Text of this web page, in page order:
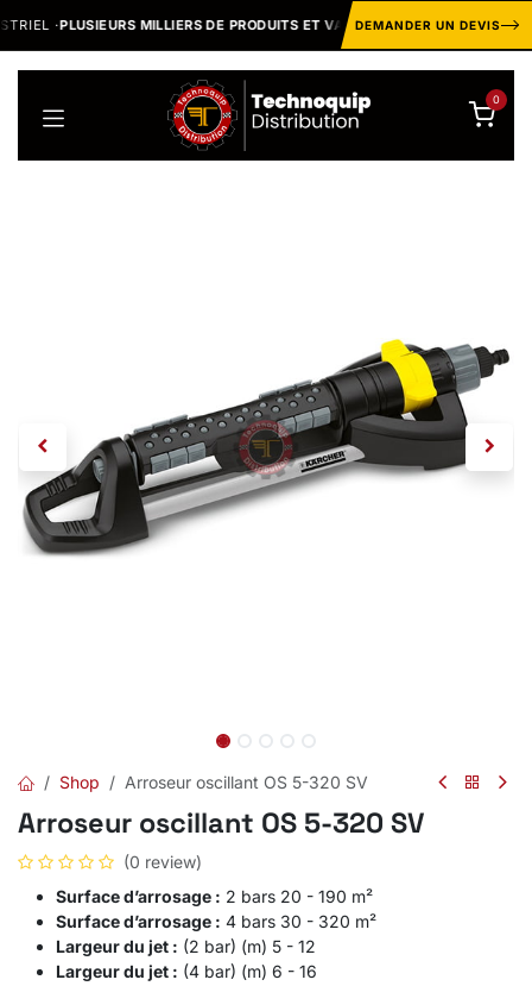
·PLUSIEURS MILLIERS DE PRODUITS ET VARIANTESDEMANDER UN DEVIS
0
Shop Arroseur oscillant OS 5-320 SV
Arroseur oscillant OS 5-320 SV
(0 review)
Surface d’arrosage : 2 bars 20 - 190 m²
Surface d’arrosage : 4 bars 30 - 320 m²
Largeur du jet : (2 bar) (m) 5 - 12
Largeur du jet : (4 bar) (m) 6 - 16